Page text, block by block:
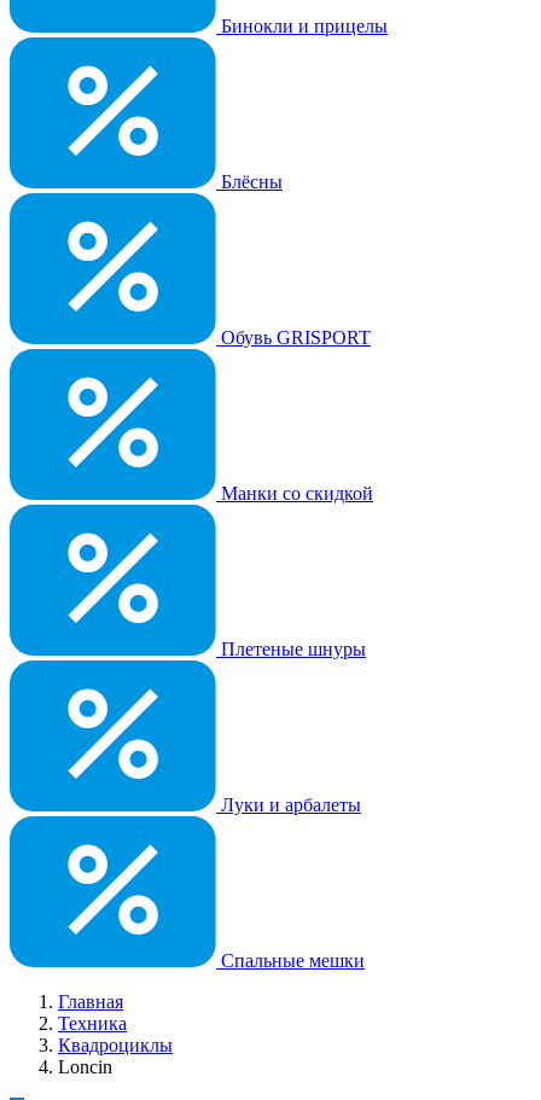
Бинокли и прицелы
Блёсны
Обувь GRISPORT
Манки со скидкой
Плетеные шнуры
Луки и арбалеты
Спальные мешки
Главная
Техника
Квадроциклы
Loncin